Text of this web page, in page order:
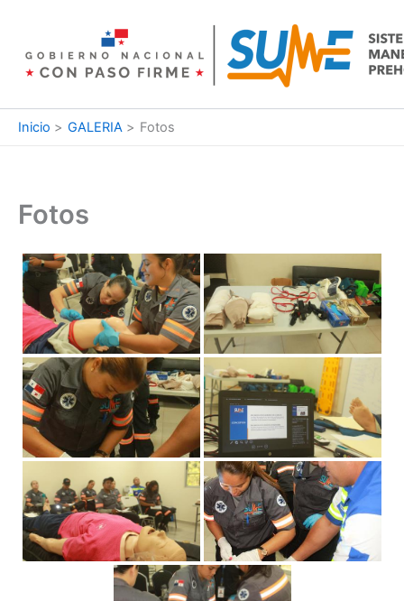
contenido
Inicio GALERIA Fotos
Fotos